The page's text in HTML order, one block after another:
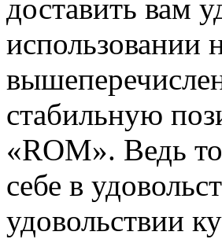
доставить вам
использовании
стабильную
«ROM». Ведь
себе в
удовольствии